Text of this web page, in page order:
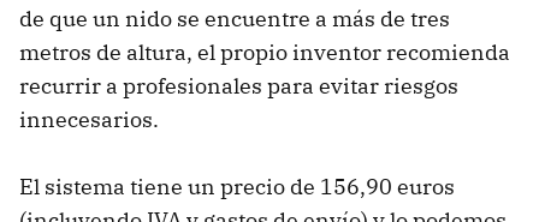
de que un nido se encuentre a más de tres
metros de altura, el propio inventor recomienda
recurrir a profesionales para evitar riesgos
innecesarios.
El sistema tiene un precio de 156,90 euros